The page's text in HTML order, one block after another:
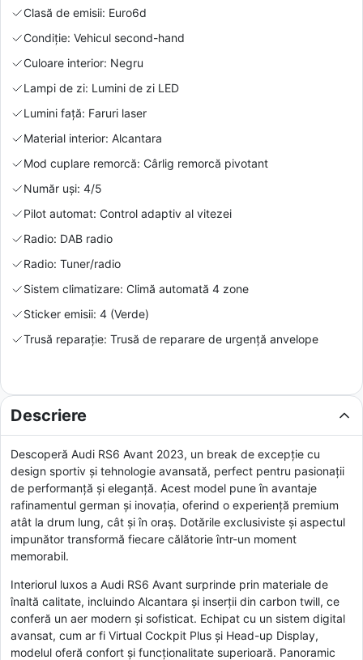
Clasă de emisii: Euro6d
Condiție: Vehicul second-hand
Culoare interior: Negru
Lampi de zi: Lumini de zi LED
Lumini față: Faruri laser
Material interior: Alcantara
Mod cuplare remorcă: Cârlig remorcă pivotant
Număr uși: 4/5
Pilot automat: Control adaptiv al vitezei
Radio: DAB radio
Radio: Tuner/radio
Sistem climatizare: Climă automată 4 zone
Sticker emisii: 4 (Verde)
Trusă reparație: Trusă de reparare de urgență anvelope
Descriere
Descoperă Audi RS6 Avant 2023, un break de excepție cu
design sportiv și tehnologie avansată, perfect pentru pasionații
de performanță și eleganță. Acest model pune în avantaje
rafinamentul german și inovația, oferind o experiență premium
atât la drum lung, cât și în oraș. Dotările exclusiviste și aspectul
impunător transformă fiecare călătorie într-un moment
memorabil.
Interiorul luxos a Audi RS6 Avant surprinde prin materiale de
înaltă calitate, incluindo Alcantara și inserții din carbon twill, ce
conferă un aer modern și sofisticat. Echipat cu un sistem digital
avansat, cum ar fi Virtual Cockpit Plus și Head-up Display,
modelul oferă confort și funcționalitate superioară. Panoramic